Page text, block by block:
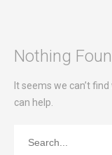
Nothing
It seems we can’t
can help.